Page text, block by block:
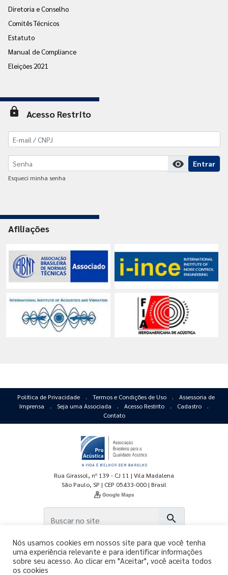
Diretoria e Conselho
Comitês Técnicos
Estatuto
Manual de Compliance
Eleições 2021
lock Acesso Restrito
visibility Entrar
Esqueci minha senha
Afiliações
Política de Privacidade . Termos e Condições de Uso .
Assessoria de
Imprensa
. Seja uma Associada . Acesso Restrito . Cadastro
.
Contato
Rua Girassol, nº 139 - CJ 11 | Vila Madalena
São Paulo, SP | CEP 05433-000 | Brasil
search
Nós usamos cookies em nossos site para que você tenha
uma experiência relevante e para identificar informações
sobre seu acesso. Ao clicar em "Aceitar", você aceita todos
os cookies